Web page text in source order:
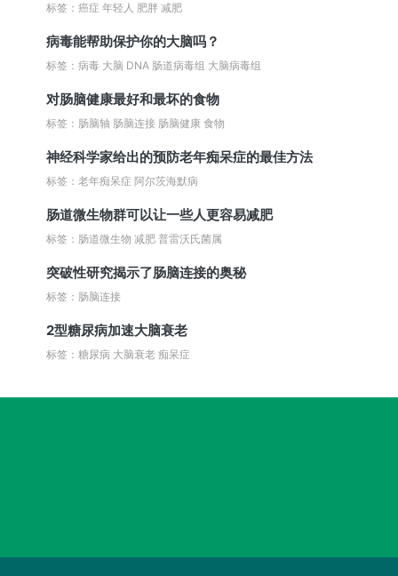
标签：癌症 年轻人 肥胖 减肥
病毒能帮助保护你的大脑吗？
标签：病毒 大脑 DNA 肠道病毒组 大脑病毒组
对肠脑健康最好和最坏的食物
标签：肠脑轴 肠脑连接 肠脑健康 食物
神经科学家给出的预防老年痴呆症的最佳方法
标签：老年痴呆症 阿尔茨海默病
肠道微生物群可以让一些人更容易减肥
标签：肠道微生物 减肥 普雷沃氏菌属
突破性研究揭示了肠脑连接的奥秘
标签：肠脑连接
2型糖尿病加速大脑衰老
标签：糖尿病 大脑衰老 痴呆症